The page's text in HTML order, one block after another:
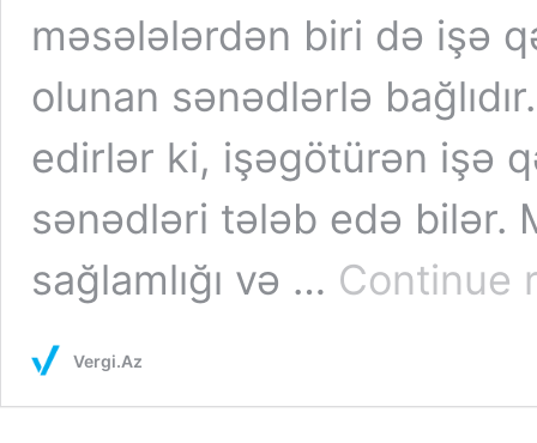
məsələlərdən biri də işə
olunan sənədlərlə
edirlər ki, işəgötürən işə
sənədləri tələb edə bilər.
sağlamlığı və … Continue
Vergi.Az